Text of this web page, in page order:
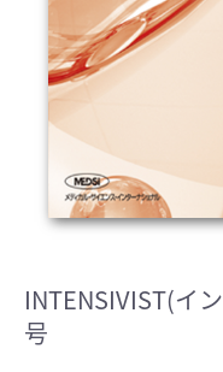
INTENSIVIST(イ
号